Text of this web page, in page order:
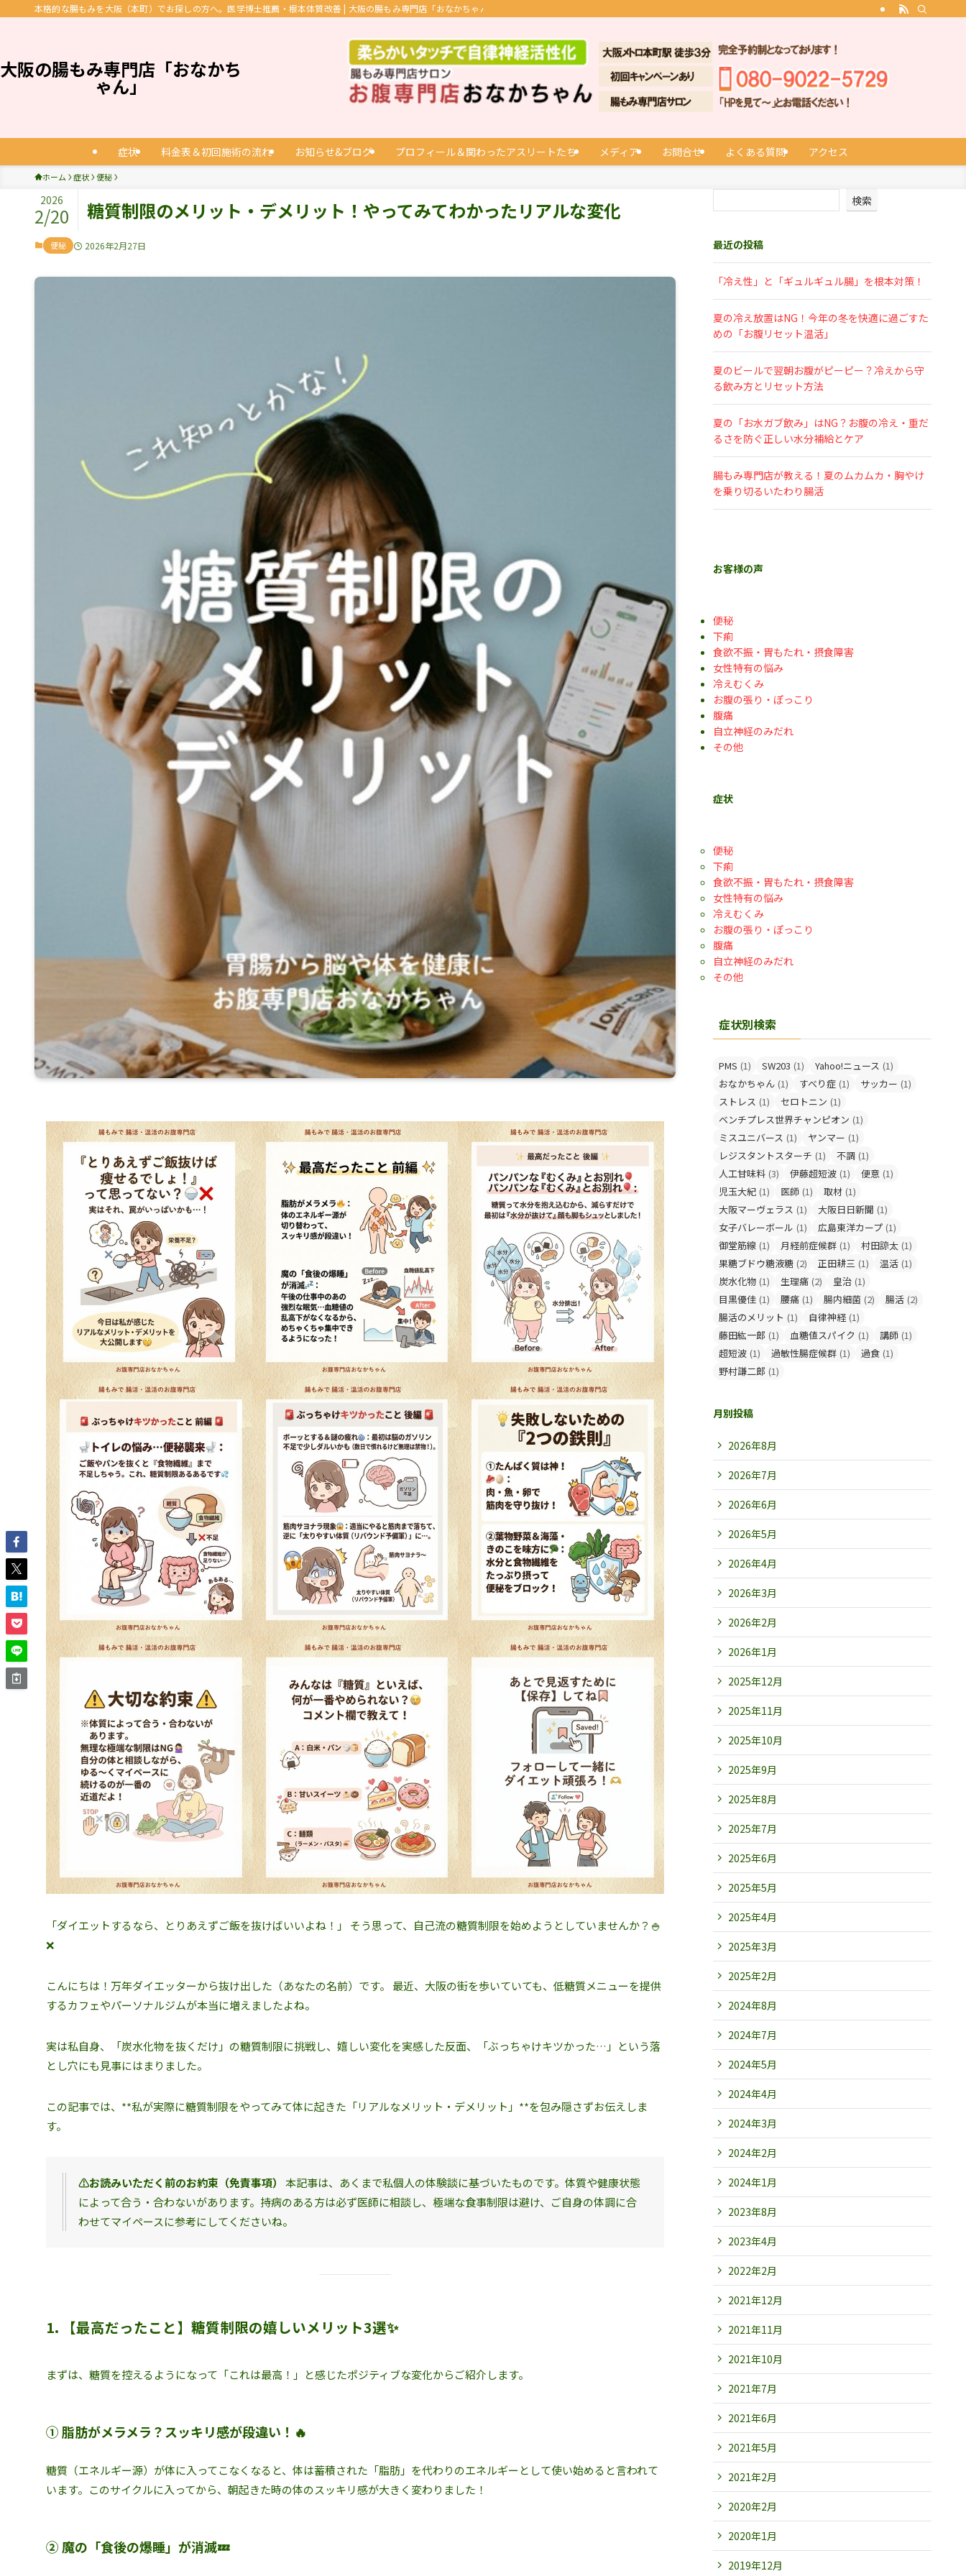
本格的な腸もみを大阪（本町）でお探しの方へ。医学博士推薦・根本体質改善 | 大阪の腸もみ専門店「おなかちゃん」
大阪の腸もみ専門店「おなかち
ゃん」
症状 料金表＆初回施術の流れ お知らせ&ブログ プロフィール＆関わったアスリートたち メディア お問合せ よくある質問 アクセス
ホーム 症状 便秘
糖質制限のメリット・デメリット！やってみてわかったリアルな変化
2026
2/20
便秘 2026年2月27日
「ダイエットするなら、とりあえずご飯を抜けばいいよね！」 そう思って、自己流の糖質制限を始めようとしていませんか？🍚
❌
こんにちは！万年ダイエッターから抜け出した（あなたの名前）です。 最近、大阪の街を歩いていても、低糖質メニューを提供
するカフェやパーソナルジムが本当に増えましたよね。
実は私自身、「炭水化物を抜くだけ」の糖質制限に挑戦し、嬉しい変化を実感した反面、「ぶっちゃけキツかった…」という落
とし穴にも見事にはまりました。
この記事では、**私が実際に糖質制限をやってみて体に起きた「リアルなメリット・デメリット」**を包み隠さずお伝えしま
す。
⚠️お読みいただく前のお約束（免責事項）
本記事は、あくまで私個人の体験談に基づいたものです。体質や健康状態
によって合う・合わないがあります。持病のある方は必ず医師に相談し、極端な食事制限は避け、ご自身の体調に合
わせてマイペースに参考にしてくださいね。
1. 【最高だったこと】糖質制限の嬉しいメリット3選✨
まずは、糖質を控えるようになって「これは最高！」と感じたポジティブな変化からご紹介します。
① 脂肪がメラメラ？スッキリ感が段違い！🔥
糖質（エネルギー源）が体に入ってこなくなると、体は蓄積された「脂肪」を代わりのエネルギーとして使い始めると言われて
います。このサイクルに入ってから、朝起きた時の体のスッキリ感が大きく変わりました！
② 魔の「食後の爆睡」が消滅💤
検索
最近の投稿
「冷え性」と「ギュルギュル腸」を根本対策！
夏の冷え放置はNG！今年の冬を快適に過ごすた
めの「お腹リセット温活」
夏のビールで翌朝お腹がピーピー？冷えから守
る飲み方とリセット方法
夏の「お水ガブ飲み」はNG？お腹の冷え・重だ
るさを防ぐ正しい水分補給とケア
腸もみ専門店が教える！夏のムカムカ・胸やけ
を乗り切るいたわり腸活
お客様の声
便秘
下痢
食欲不振・胃もたれ・摂食障害
女性特有の悩み
冷えむくみ
お腹の張り・ぽっこり
腹痛
自立神経のみだれ
その他
症状
便秘
下痢
食欲不振・胃もたれ・摂食障害
女性特有の悩み
冷えむくみ
お腹の張り・ぽっこり
腹痛
自立神経のみだれ
その他
症状別検索
PMS (1) SW203 (1) Yahoo!ニュース (1)
おなかちゃん (1) すべり症 (1) サッカー (1)
ストレス (1) セロトニン (1)
ベンチプレス世界チャンピオン (1)
ミスユニバース (1) ヤンマー (1)
レジスタントスターチ (1) 不調 (1)
人工甘味料 (3) 伊藤超短波 (1) 便意 (1)
児玉大紀 (1) 医師 (1) 取材 (1)
大阪マーヴェラス (1) 大阪日日新聞 (1)
女子バレーボール (1) 広島東洋カープ (1)
御堂筋線 (1) 月経前症候群 (1) 村田諒太 (1)
果糖ブドウ糖液糖 (2) 正田耕三 (1) 温活 (1)
炭水化物 (1) 生理痛 (2) 皇治 (1)
目黒優佳 (1) 腰痛 (1) 腸内細菌 (2) 腸活 (2)
腸活のメリット (1) 自律神経 (1)
藤田紘一郎 (1) 血糖値スパイク (1) 講師 (1)
超短波 (1) 過敏性腸症候群 (1) 過食 (1)
野村謙二郎 (1)
月別投稿
2026年8月
2026年7月
2026年6月
2026年5月
2026年4月
2026年3月
2026年2月
2026年1月
2025年12月
2025年11月
2025年10月
2025年9月
2025年8月
2025年7月
2025年6月
2025年5月
2025年4月
2025年3月
2025年2月
2024年8月
2024年7月
2024年5月
2024年4月
2024年3月
2024年2月
2024年1月
2023年8月
2023年4月
2022年2月
2021年12月
2021年11月
2021年10月
2021年7月
2021年6月
2021年5月
2021年2月
2020年2月
2020年1月
2019年12月